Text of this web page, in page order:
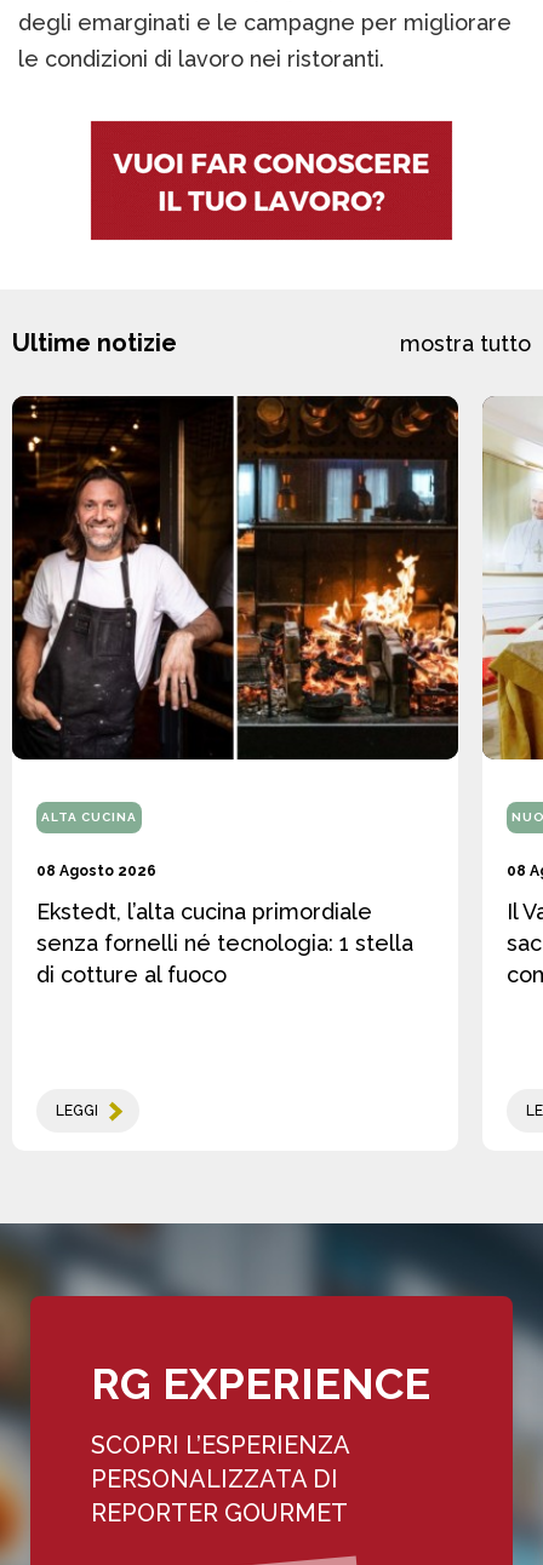
degli emarginati e le campagne per migliorare
le condizioni di lavoro nei ristoranti.
Ultime notizie mostra tutto
ALTA CUCINA
08 Agosto 2026
Ekstedt, l’alta cucina primordiale
senza fornelli né tecnologia: 1 stella
di cotture al fuoco
LEGGI
08
Il
RG EXPERIENCE
SCOPRI L’ESPERIENZA
PERSONALIZZATA DI
REPORTER GOURMET